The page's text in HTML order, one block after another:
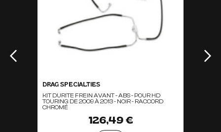
DRAG SPECIALTIES
KIT DURITE FREIN AVANT - ABS - POUR HD
TOURING DE 2009 À 2013 - NOIR - RACCORD
CHROMÉ
126,49 €